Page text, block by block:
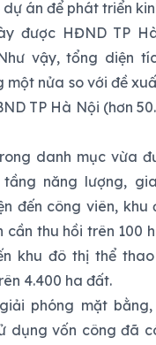
dự án để phát triển
được HĐND TP
vậy, tổng diện
một nửa so với đề
TP Hà Nội (hơn
danh mục vừa
năng lượng,
đến công viên, khu
cần thu hồi trên 100
khu đô thị thể
4.400 ha đất.
phóng mặt
dụng vốn công đã